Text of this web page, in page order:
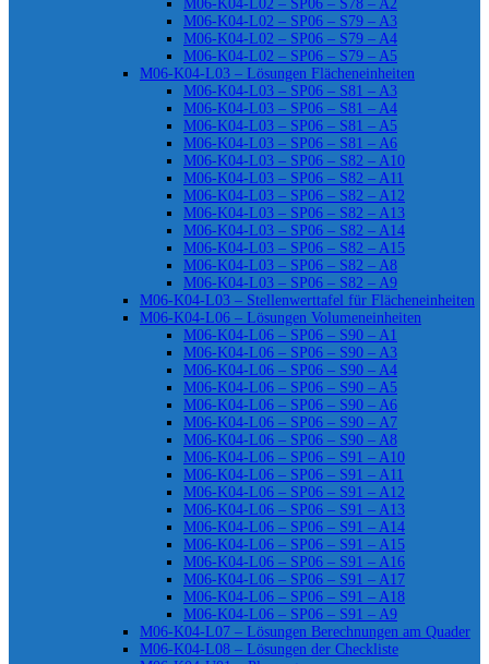
M06-K04-L02 – SP06 – S78 – A2
M06-K04-L02 – SP06 – S79 – A3
M06-K04-L02 – SP06 – S79 – A4
M06-K04-L02 – SP06 – S79 – A5
M06-K04-L03 – Lösungen Flächeneinheiten
M06-K04-L03 – SP06 – S81 – A3
M06-K04-L03 – SP06 – S81 – A4
M06-K04-L03 – SP06 – S81 – A5
M06-K04-L03 – SP06 – S81 – A6
M06-K04-L03 – SP06 – S82 – A10
M06-K04-L03 – SP06 – S82 – A11
M06-K04-L03 – SP06 – S82 – A12
M06-K04-L03 – SP06 – S82 – A13
M06-K04-L03 – SP06 – S82 – A14
M06-K04-L03 – SP06 – S82 – A15
M06-K04-L03 – SP06 – S82 – A8
M06-K04-L03 – SP06 – S82 – A9
M06-K04-L03 – Stellenwerttafel für Flächeneinheiten
M06-K04-L06 – Lösungen Volumeneinheiten
M06-K04-L06 – SP06 – S90 – A1
M06-K04-L06 – SP06 – S90 – A3
M06-K04-L06 – SP06 – S90 – A4
M06-K04-L06 – SP06 – S90 – A5
M06-K04-L06 – SP06 – S90 – A6
M06-K04-L06 – SP06 – S90 – A7
M06-K04-L06 – SP06 – S90 – A8
M06-K04-L06 – SP06 – S91 – A10
M06-K04-L06 – SP06 – S91 – A11
M06-K04-L06 – SP06 – S91 – A12
M06-K04-L06 – SP06 – S91 – A13
M06-K04-L06 – SP06 – S91 – A14
M06-K04-L06 – SP06 – S91 – A15
M06-K04-L06 – SP06 – S91 – A16
M06-K04-L06 – SP06 – S91 – A17
M06-K04-L06 – SP06 – S91 – A18
M06-K04-L06 – SP06 – S91 – A9
M06-K04-L07 – Lösungen Berechnungen am Quader
M06-K04-L08 – Lösungen der Checkliste